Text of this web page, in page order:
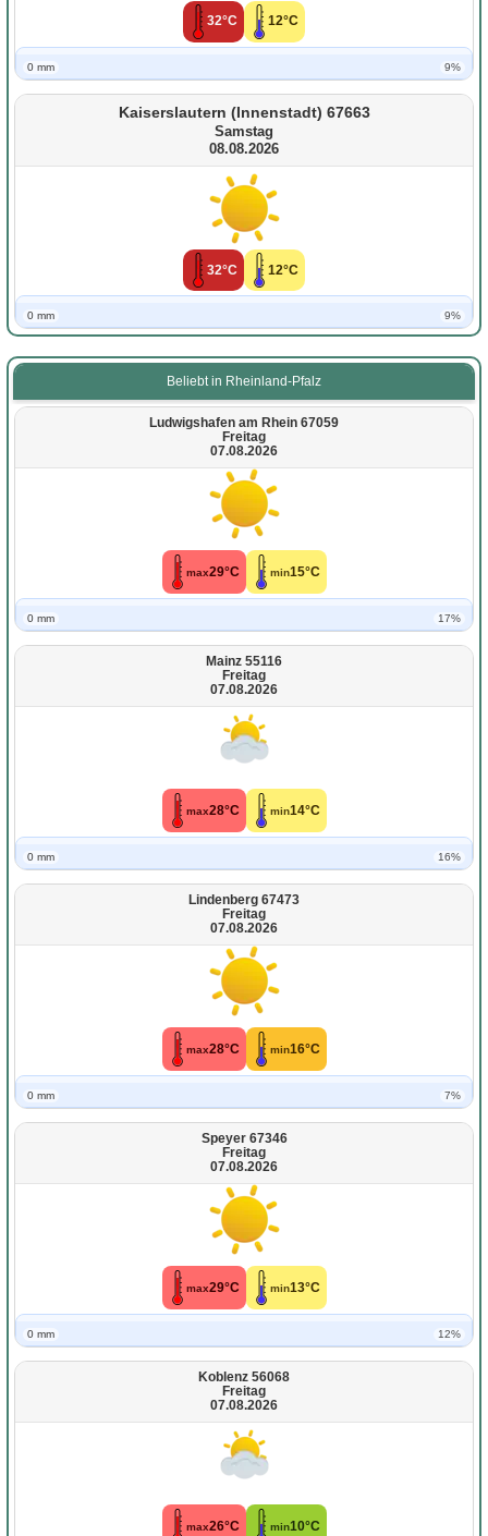
32°C 12°C
0 mm 9%
Kaiserslautern (Innenstadt) 67663
Samstag
08.08.2026
32°C 12°C
0 mm 9%
Beliebt in Rheinland-Pfalz
Ludwigshafen am Rhein 67059
Freitag
07.08.2026
max29°C min15°C
0 mm 17%
Mainz 55116
Freitag
07.08.2026
max28°C min14°C
0 mm 16%
Lindenberg 67473
Freitag
07.08.2026
max28°C min16°C
0 mm 7%
Speyer 67346
Freitag
07.08.2026
max29°C min13°C
0 mm 12%
Koblenz 56068
Freitag
07.08.2026
max26°C min10°C